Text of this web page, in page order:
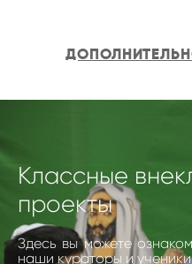
Классные
проекты
Здесь вы можете
наши кураторы и